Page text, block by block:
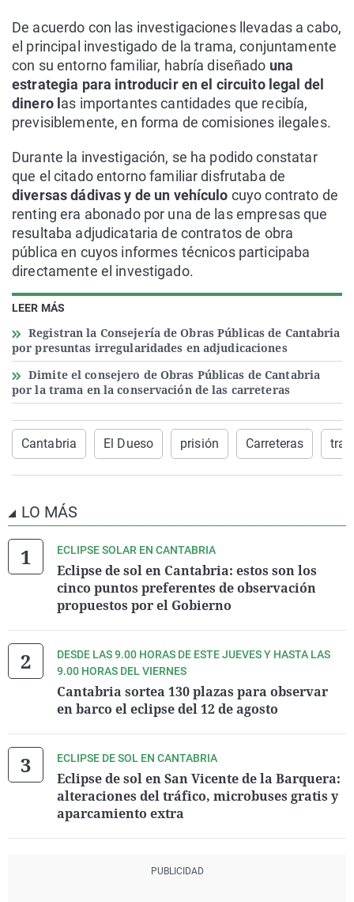
LEER MÁS
Registran la Consejería de Obras Públicas de Cantabria
por presuntas irregularidades en adjudicaciones
Dimite el consejero de Obras Públicas de Cantabria
por la trama en la conservación de las carreteras
De acuerdo con las investigaciones llevadas a cabo,
el principal investigado de la trama, conjuntamente
con su entorno familiar, habría diseñado una
estrategia para introducir en el circuito legal del
dinero l as importantes cantidades que recibía,
previsiblemente, en forma de comisiones ilegales.
Durante la investigación, se ha podido constatar
que el citado entorno familiar disfrutaba de
diversas dádivas y de un vehículo cuyo contrato de
renting era abonado por una de las empresas que
resultaba adjudicataria de contratos de obra
pública en cuyos informes técnicos participaba
directamente el investigado.
Cantabria El Dueso prisión Carreteras
LO MÁS
ECLIPSE SOLAR EN CANTABRIA
Eclipse de sol en Cantabria: estos son los
cinco puntos preferentes de observación
propuestos por el Gobierno
DESDE LAS 9.00 HORAS DE ESTE JUEVES Y HASTA LAS
9.00 HORAS DEL VIERNES
Cantabria sortea 130 plazas para observar
en barco el eclipse del 12 de agosto
ECLIPSE DE SOL EN CANTABRIA
Eclipse de sol en San Vicente de la Barquera:
alteraciones del tráfico, microbuses gratis y
aparcamiento extra